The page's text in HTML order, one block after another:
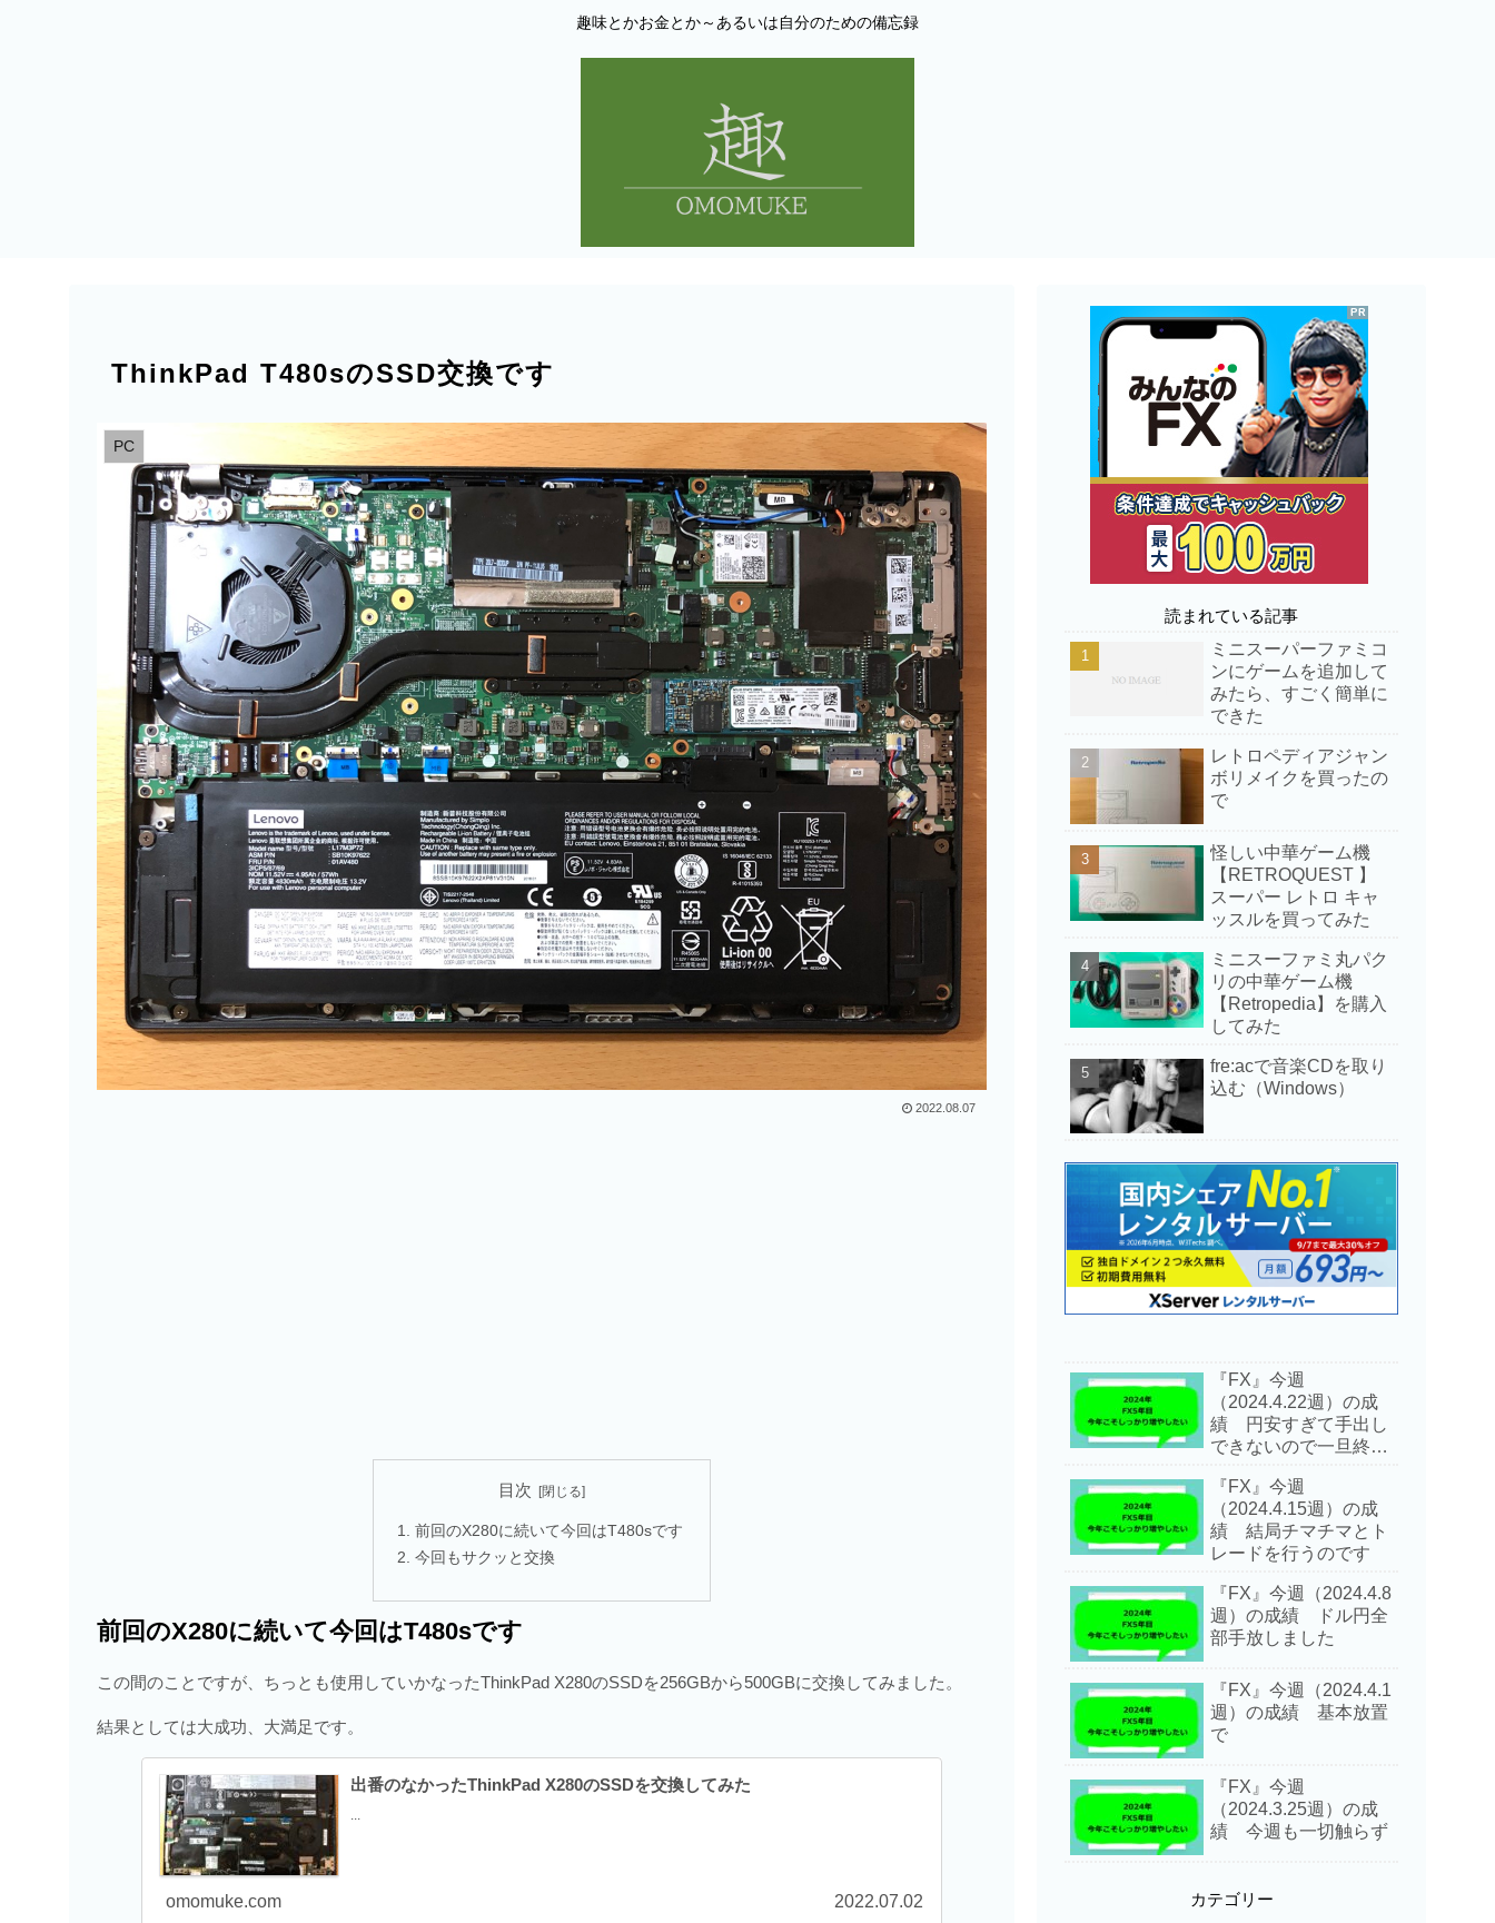
趣味とかお金とか～あるいは自分のための備忘録
ThinkPad T480sのSSD交換です
PC
2022.08.07
目次
前回のX280に続いて今回はT480sです
今回もサクッと交換
前回のX280に続いて今回はT480sです
この間のことですが、ちっとも使用していかなったThinkPad X280のSSDを256GBから500GBに交換してみました。
結果としては大成功、大満足です。
出番のなかったThinkPad X280のSSDを交換してみた
omomuke.com 2022.07.02
読まれている記事
ミニスーパーファミコ
ンにゲームを追加して
みたら、すごく簡単に
できた
レトロペディアジャン
ボリメイクを買ったの
で
怪しい中華ゲーム機
【RETROQUEST 】
スーパー レトロ キャ
ッスルを買ってみた
ミニスーファミ丸パク
リの中華ゲーム機
【Retropedia】を購入
してみた
fre:acで音楽CDを取り
込む（Windows）
『FX』今週
（2024.4.22週）の成
績 円安すぎて手出し
できないので一旦終了
『FX』今週
（2024.4.15週）の成
績 結局チマチマとト
レードを行うのです
『FX』今週（2024.4.8
週）の成績 ドル円全
部手放しました
『FX』今週（2024.4.1
週）の成績 基本放置
で
『FX』今週
（2024.3.25週）の成
績 今週も一切触らず
カテゴリー